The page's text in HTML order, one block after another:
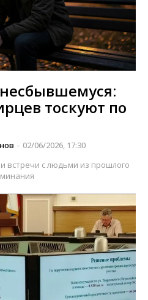
тоскуют по
- 02/06/2026, 17:30
встречи с людьми из прошлого